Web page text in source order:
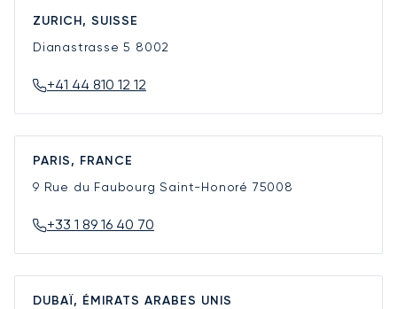
ZURICH, SUISSE
Dianastrasse 5 8002
+41 44 810 12 12
PARIS, FRANCE
9 Rue du Faubourg Saint-Honoré 75008
+33 1 89 16 40 70
DUBAÏ, ÉMIRATS ARABES UNIS